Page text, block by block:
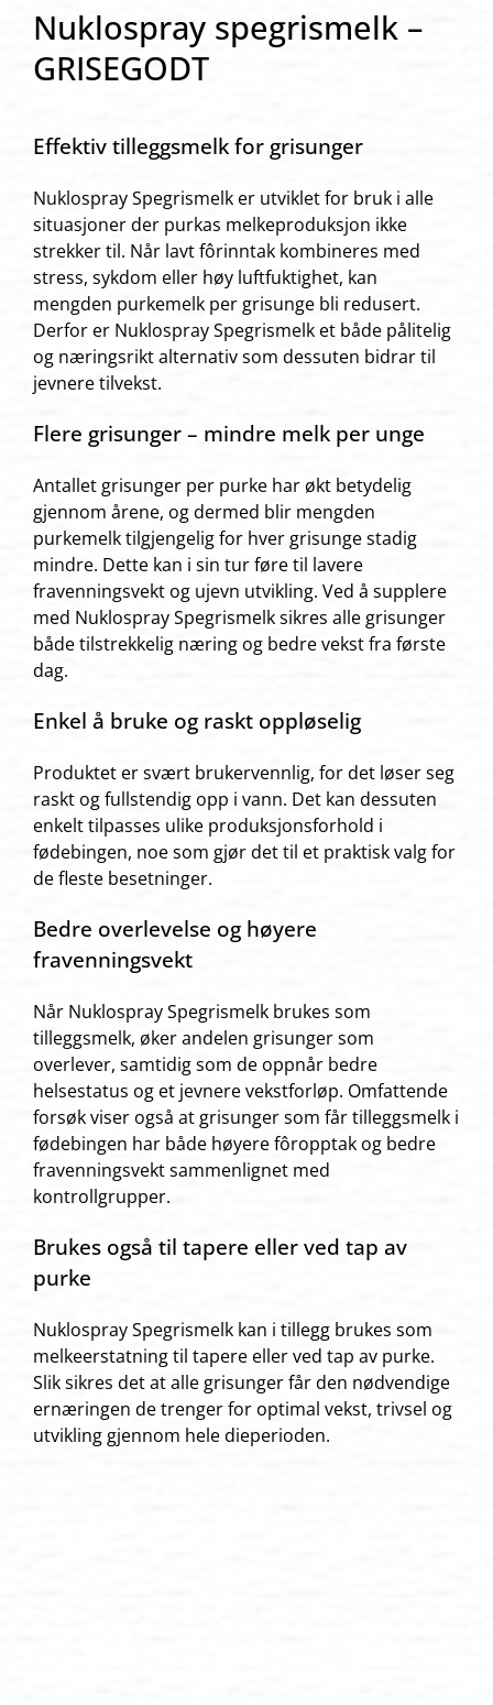
Nuklospray spegrismelk –
GRISEGODT
Effektiv tilleggsmelk for grisunger
Nuklospray Spegrismelk er utviklet for bruk i alle
situasjoner der purkas melkeproduksjon ikke
strekker til. Når lavt fôrinntak kombineres med
stress, sykdom eller høy luftfuktighet, kan
mengden purkemelk per grisunge bli redusert.
Derfor er Nuklospray Spegrismelk et både pålitelig
og næringsrikt alternativ som dessuten bidrar til
jevnere tilvekst.
Flere grisunger – mindre melk per unge
Antallet grisunger per purke har økt betydelig
gjennom årene, og dermed blir mengden
purkemelk tilgjengelig for hver grisunge stadig
mindre. Dette kan i sin tur føre til lavere
fravenningsvekt og ujevn utvikling. Ved å supplere
med Nuklospray Spegrismelk sikres alle grisunger
både tilstrekkelig næring og bedre vekst fra første
dag.
Enkel å bruke og raskt oppløselig
Produktet er svært brukervennlig, for det løser seg
raskt og fullstendig opp i vann. Det kan dessuten
enkelt tilpasses ulike produksjonsforhold i
fødebingen, noe som gjør det til et praktisk valg for
de fleste besetninger.
Bedre overlevelse og høyere
fravenningsvekt
Når Nuklospray Spegrismelk brukes som
tilleggsmelk, øker andelen grisunger som
overlever, samtidig som de oppnår bedre
helsestatus og et jevnere vekstforløp. Omfattende
forsøk viser også at grisunger som får tilleggsmelk i
fødebingen har både høyere fôropptak og bedre
fravenningsvekt sammenlignet med
kontrollgrupper.
Brukes også til tapere eller ved tap av
purke
Nuklospray Spegrismelk kan i tillegg brukes som
melkeerstatning til tapere eller ved tap av purke.
Slik sikres det at alle grisunger får den nødvendige
ernæringen de trenger for optimal vekst, trivsel og
utvikling gjennom hele dieperioden.